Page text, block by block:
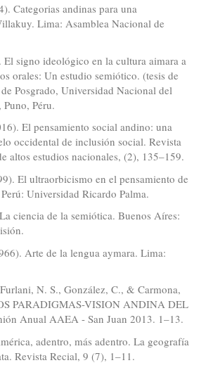
Categorias andinas para una
Lima: Asamblea Nacional de
signo ideológico en la cultura aimara a
orales: Un estudio semiótico. (tesis de
Posgrado, Universidad Nacional del
Péru.
El pensamiento social andino: una
occidental de inclusión social. Revista
altos estudios nacionales, (2), 135–159.
El ultraorbicismo en el pensamiento de
Universidad Ricardo Palma.
ciencia de la semiótica. Buenos Aíres:
Arte de la lengua aymara. Lima:
N. S., González, C., & Carmona,
PARADIGMAS-VISION ANDINA DEL
Anual AAEA - San Juan 2013. 1–13.
adentro, más adentro. La geografía
Revista Recial, 9 (7), 1–11.